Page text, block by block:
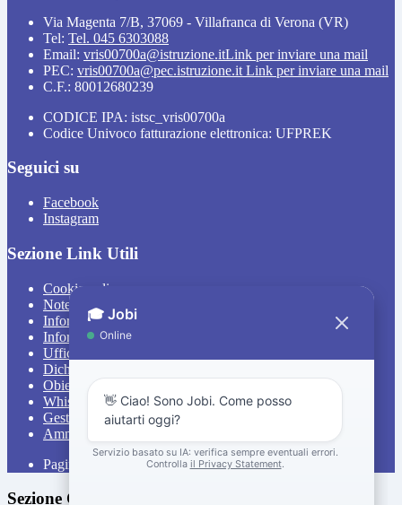
Via Magenta 7/B, 37069 - Villafranca di Verona (VR)
Tel: Tel. 045 6303088
Email: vris00700a@istruzione.itLink per inviare una mail
PEC: vris00700a@pec.istruzione.it Link per inviare una mail
C.F.: 80012680239
CODICE IPA: istsc_vris00700a
Codice Univoco fatturazione elettronica: UFPREK
Seguici su
Facebook
Instagram
Sezione Link Utili
Cookie policy
Note legali
Informativa Privacy
Informativa Privacy chatbot Jobi
Ufficio Relazioni con il Pubblico
Dichiarazione di accessibilità
Obiettivi di accessibilità
Whistleblowing
Gestione consensi cookie
Amministrazione trasparente
Pagina visualizzata4293volte
Sezione Copyright